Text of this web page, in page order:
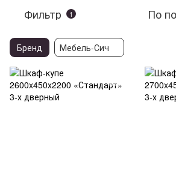
Фильтр 1 По
Бренд Мебель-Сич